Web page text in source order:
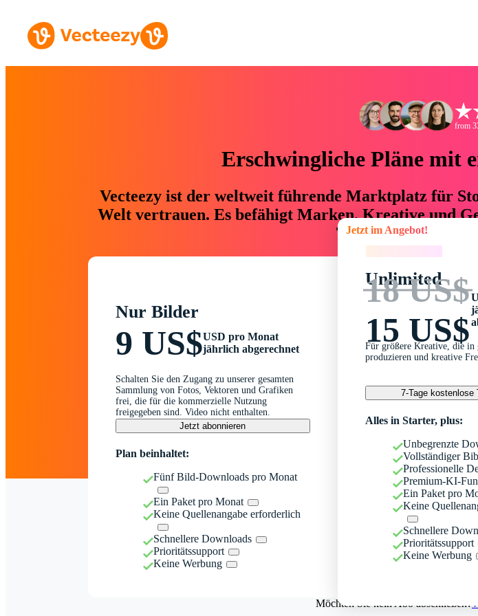
from
Erschwingliche Pläne mit
Vecteezy ist der weltweit führende Marktplatz für
Welt vertrauen. Es befähigt Marken, Kreative und
76 % an Zeit und
Nur Bilder
9 US$USD pro Monat
jährlich abgerechnet
Schalten Sie den Zugang zu unserer gesamten
Sammlung von Fotos, Vektoren und Grafiken
frei, die für die kommerzielle Nutzung
freigegeben sind. Video nicht enthalten.
Jetzt abonnieren
Plan beinhaltet:
Fünf Bild-Downloads pro Monat
Ein Paket pro Monat
Keine Quellenangabe erforderlich
Schnellere Downloads
Prioritätssupport
Keine Werbung
Jetzt im Angebot!
Unlimited
18 US$
15 US$
Für größere Kreative, die in
produzieren und kreative
7-Tage kostenlose
Alles in Starter, plus:
Unbegrenzte
Vollständiger
Professionelle
Premium-KI-
Ein Paket pro
Keine
Schnellere
Prioritätssupport
Keine Werbung
Möchten Sie kein Abo abschließen?